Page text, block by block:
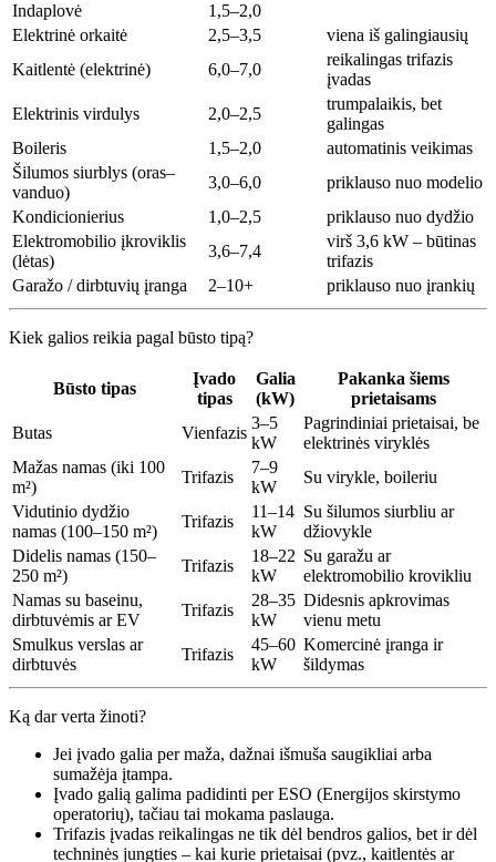
Indaplovė
1,5–2,0
Elektrinė orkaitė
2,5–3,5
viena iš galingiausių
Kaitlentė (elektrinė)
6,0–7,0
reikalingas trifazis
įvadas
Elektrinis virdulys
2,0–2,5
trumpalaikis, bet
galingas
Boileris
1,5–2,0
automatinis veikimas
Šilumos siurblys (oras–
vanduo)
3,0–6,0
priklauso nuo modelio
Kondicionierius
1,0–2,5
priklauso nuo dydžio
Elektromobilio įkroviklis
(lėtas)
3,6–7,4
virš 3,6 kW – būtinas
trifazis
Garažo / dirbtuvių įranga
2–10+ priklauso nuo įrankių
Kiek galios reikia pagal būsto tipą?
Būsto tipas
Įvado
tipas
Galia
(kW)
Pakanka šiems
prietaisams
Butas
Vienfazis
3–5
kW
Pagrindiniai prietaisai, be
elektrinės viryklės
Mažas namas (iki 100
m²)
Trifazis
7–9
kW
Su virykle, boileriu
Vidutinio dydžio
namas (100–150 m²)
Trifazis
11–14
kW
Su šilumos siurbliu ar
džiovykle
Didelis namas (150–
250 m²)
Trifazis
18–22
kW
Su garažu ar
elektromobilio krovikliu
Namas su baseinu,
dirbtuvėmis ar EV
Trifazis
28–35
kW
Didesnis apkrovimas
vienu metu
Smulkus verslas ar
dirbtuvės
Trifazis
45–60
kW
Komercinė įranga ir
šildymas
Ką dar verta žinoti?
Jei įvado galia per maža, dažnai išmuša saugikliai arba
sumažėja įtampa.
Įvado galią galima padidinti per ESO (Energijos skirstymo
operatorių), tačiau tai mokama paslauga.
Trifazis įvadas reikalingas ne tik dėl bendros galios, bet ir dėl
techninės jungties – kai kurie prietaisai (pvz., kaitlentės ar